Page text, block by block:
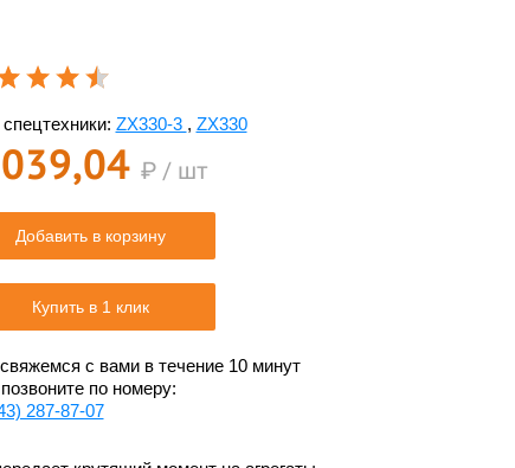
ZX330-3 , ZX330
₽ / шт
Добавить в корзину
Купить в 1 клик
с вами в течение 10 минут
по номеру:
287-87-07